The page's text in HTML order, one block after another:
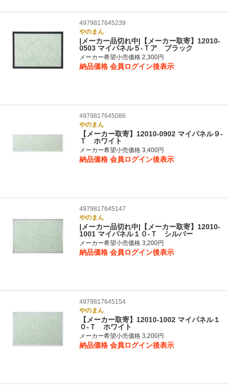
4979817645239
やのまん
|メーカー品切れ中|【メーカー取寄】12010-
0503 マイパネル５‐Ｔア ブラック
メーカー希望小売価格 2,300円
納品価格 会員ログイン後表示
4979817645086
やのまん
【メーカー取寄】12010-0902 マイパネル９‐
Ｔ ホワイト
メーカー希望小売価格 3,400円
納品価格 会員ログイン後表示
4979817645147
やのまん
|メーカー品切れ中|【メーカー取寄】12010-
1001 マイパネル１０‐Ｔ シルバー
メーカー希望小売価格 3,200円
納品価格 会員ログイン後表示
4979817645154
やのまん
【メーカー取寄】12010-1002 マイパネル１
０‐Ｔ ホワイト
メーカー希望小売価格 3,200円
納品価格 会員ログイン後表示